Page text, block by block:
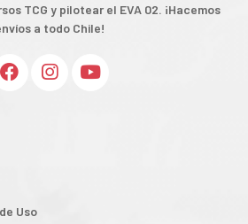
TCG y pilotear el EVA 02. ¡Hacemos
a todo Chile!
Uso